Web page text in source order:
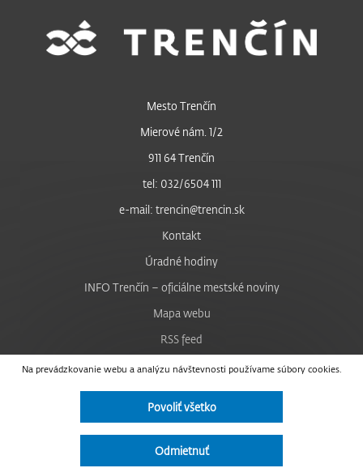
Na prevádzkovanie webu a analýzu návštevnosti používame súbory cookies.
Povoliť všetko
Odmietnuť
Mesto Trenčín
Mierové nám. 1/2
911 64 Trenčín
tel: 032/6504 111
e-mail: trencin@trencin.sk
Kontakt
Úradné hodiny
INFO Trenčín – oficiálne mestské noviny
Mapa webu
RSS feed
Nastavenie cookies
Facebook
Instagram